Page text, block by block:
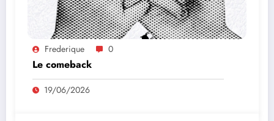
Frederique 0
Le comeback
19/06/2026